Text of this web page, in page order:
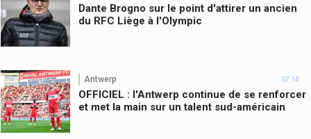
Dante Brogno sur le point d'attirer un ancien
du RFC Liège à l'Olympic
Antwerp 07:14
OFFICIEL : l'Antwerp continue de se renforcer
et met la main sur un talent sud-américain